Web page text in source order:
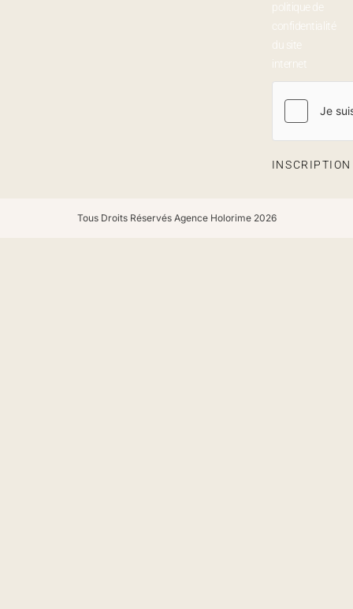
politique de
confidentialité
du site
internet
Tous Droits Réservés Agence Holorime 2026